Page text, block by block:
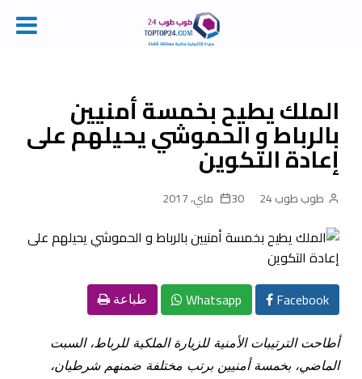
contentالملك يطيح بخمسة أمنيين
بالرباط و الحموشي يحيلهم على
إعادة التكوين
طوب طوب 24 30 ماي، 2017
Facebook
Whatsapp طباعة
أطاحت الترتيبات الأمنية للزيارة الملكية للرباط، السبت
الماضي، بخمسة أمنيين برتب مختلفة ضمنهم شرطيان،